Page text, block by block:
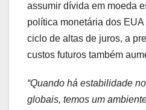
assumir dívida em moeda
política monetária dos
ciclo de altas de juros, a
custos futuros também
“Quando há estabilidade
globais, temos um